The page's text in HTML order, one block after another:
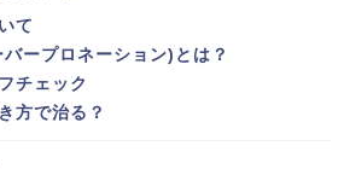
て
ープロネーション)とは？
チェック
方で治る？